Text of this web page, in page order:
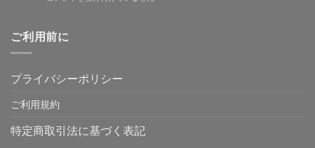
吉
暇
は
ご利用前に
プライバシーポリシー
ご利用規約
特定商取引法に基づく表記